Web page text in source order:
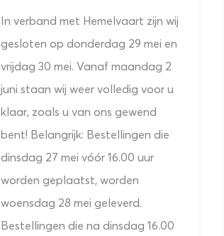
In verband met Hemelvaart zijn wij
gesloten op donderdag 29 mei en
vrijdag 30 mei. Vanaf maandag 2
juni staan wij weer volledig voor u
klaar, zoals u van ons gewend
bent! Belangrijk: Bestellingen die
dinsdag 27 mei vóór 16.00 uur
worden geplaatst, worden
woensdag 28 mei geleverd.
Bestellingen die na dinsdag 16.00